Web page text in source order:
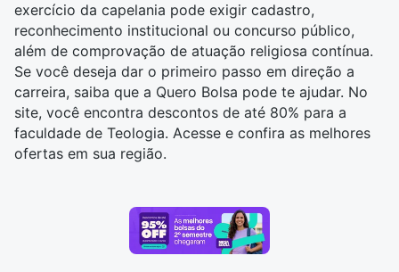
exercício da capelania pode exigir cadastro,
reconhecimento institucional ou concurso público,
além de comprovação de atuação religiosa contínua.
Se você deseja dar o primeiro passo em direção a
carreira, saiba que a Quero Bolsa pode te ajudar. No
site, você encontra descontos de até 80% para a
faculdade de Teologia. Acesse e confira as melhores
ofertas em sua região.